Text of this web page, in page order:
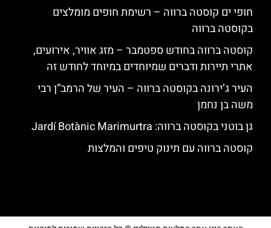
חופי ים קוסטה ברווה – רשימת חופים מומלצים
בקוסטה ברווה
קוסטה ברווה בחודש ספטמבר – מזג אוויר, אירועים,
אתרי תיירות ודברים שמיוחדים במיוחד לחודש זה
העיר ג’ירונה בקוסטה ברווה – העיר של הרמב”ן רבי
משה בן נחמן
גן בוטני בקוסטה ברווה: ‪‪Jardí Botànic Marimurtra‬‬
קוסטה ברווה עם תינוק טיפים והמלצות